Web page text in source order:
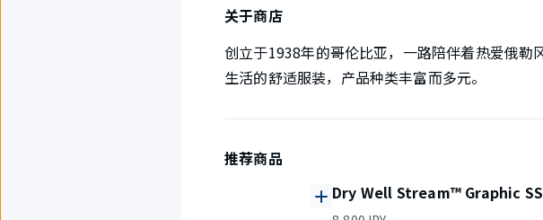
关于商店
创立于1938年的哥伦比亚，一路陪伴着热爱俄
生活的舒适服装，产品种类丰富而多元。
推荐商品
Dry Well Stream™ Graphic